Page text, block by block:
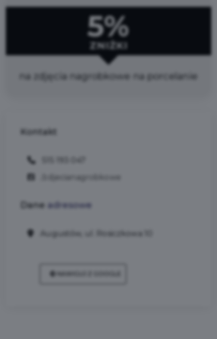
5%
ZNIŻKI
na zdjęcia nagrobkowe na porcelanie
Kontakt
/zdjecianagrobkowe
Dane adresowe
Augustów, ul. Rosiczkowa 10